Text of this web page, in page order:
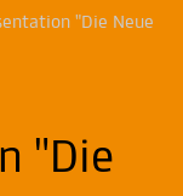
"Die Neue
"Die